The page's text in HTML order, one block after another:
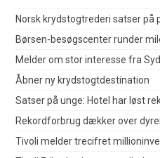
Norsk krydstogtrederi satser på
Børsen-besøgscenter runder
Melder om stor interesse fra
Åbner ny krydstogtdestination
Satser på unge: Hotel har løst
Rekordforbrug dækker over
Tivoli melder trecifret